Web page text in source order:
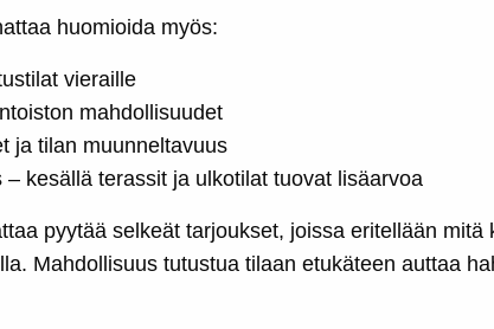
huomioida myös:
vieraille
mahdollisuudet
ja tilan muunneltavuus
kesällä terassit ja ulkotilat tuovat lisäarvoa
pyytää selkeät tarjoukset, joissa eritellään
Mahdollisuus tutustua tilaan etukäteen auttaa